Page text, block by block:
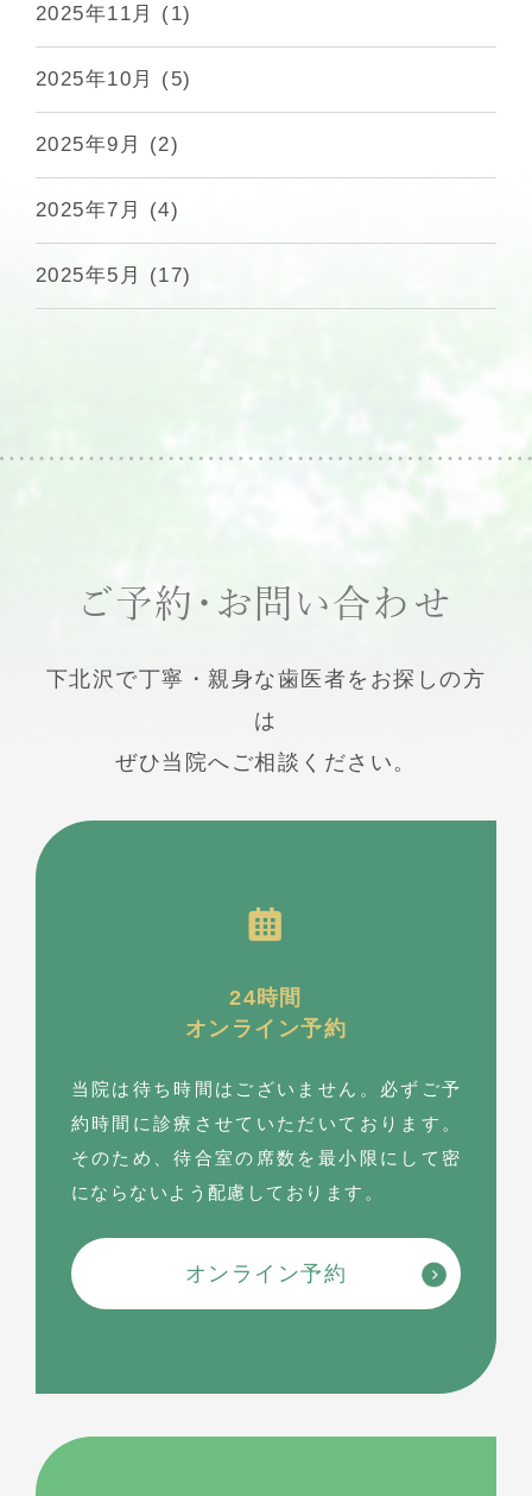
2025年11月 (1)
2025年10月 (5)
2025年9月 (2)
2025年7月 (4)
2025年5月 (17)
ご予約・お問い合わせ
下北沢で丁寧・親身な歯医者をお探しの方
は
ぜひ当院へご相談ください。
24時間
オンライン予約
当院は待ち時間はございません。必ずご予
約時間に診療させていただいております。
そのため、待合室の席数を最⼩限にして密
にならないよう配慮しております。
オンライン予約